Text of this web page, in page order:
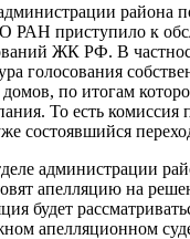
района
РАН приступило к
ЖК РФ. В
голосования
по итогам
То есть комиссия
состоявшийся
администрации
апелляцию на
будет
апелляционном